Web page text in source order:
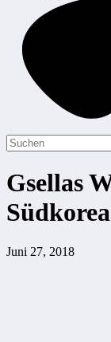
Gsellas
Südkorea
Juni 27, 2018